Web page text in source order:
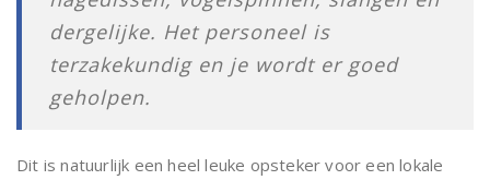
dergelijke. Het personeel is
terzakekundig en je wordt er goed
geholpen.
Dit is natuurlijk een heel leuke opsteker voor een lokale